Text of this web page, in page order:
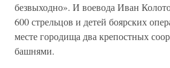
безвыходно». И воевода Иван
600 стрельцов и детей боярских
месте городища два крепостных
башнями.